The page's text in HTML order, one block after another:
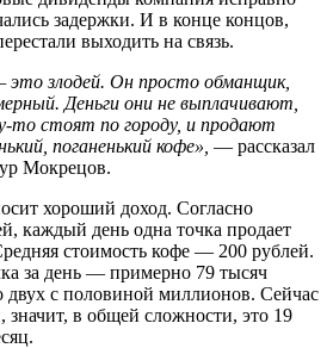
задержки. И в конце концов,
выходить на связь.
это злодей. Он просто обманщик,
Деньги они не выплачивают,
то стоят по городу, и продают
поганенький кофе», — рассказал
Мокрецов.
хороший доход. Согласно
каждый день одна точка продает
стоимость кофе — 200 рублей.
за день — примерно 79 тысяч
с половиной миллионов. Сейчас
значит, в общей сложности, это 19